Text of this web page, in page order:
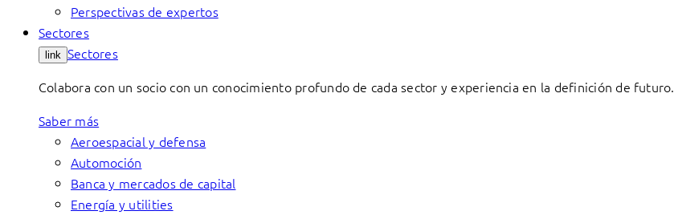
Perspectivas de expertos
Sectores
link Sectores
Colabora con un socio con un conocimiento profundo de cada sector y experiencia en la definición de futuro.
Saber más
Aeroespacial y defensa
Automoción
Banca y mercados de capital
Energía y utilities